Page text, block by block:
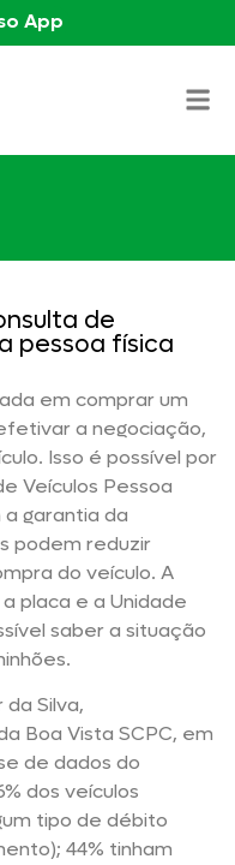
App
de
pessoa física
em comprar um
a negociação,
Isso é possível por
Veículos Pessoa
a garantia da
podem reduzir
do veículo. A
placa e a Unidade
saber a situação
Silva,
Boa Vista SCPC, em
de dados do
dos veículos
tipo de débito
44% tinham